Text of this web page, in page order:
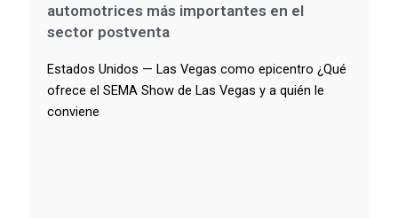
automotrices más importantes en el
sector postventa
Estados Unidos — Las Vegas como epicentro ¿Qué
ofrece el SEMA Show de Las Vegas y a quién le
conviene